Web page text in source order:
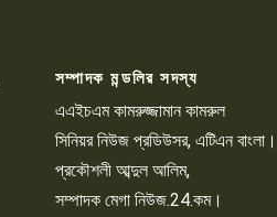
সম্পাদক মন্ডলির সদস্য
এএইচএম কামরুজ্জামান কামরুল
সিনিয়র নিউজ প্রডিউসর, এটিএন বাংলা।
প্রকৌশলী আব্দুল আলিম,
সম্পাদক মেগা নিউজ.24.কম।